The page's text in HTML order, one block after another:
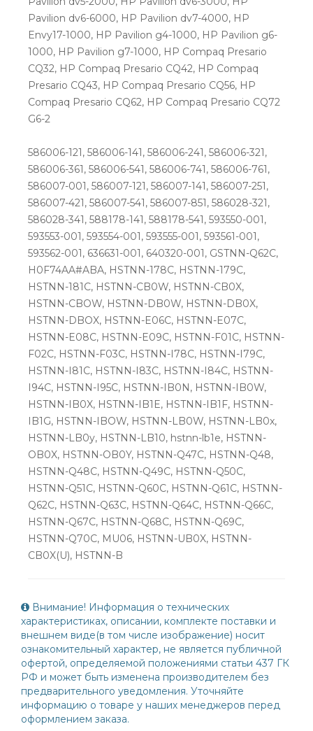
Pavilion dv6-6000, HP Pavilion dv7-4000, HP
Envy17-1000, HP Pavilion g4-1000, HP Pavilion g6-
1000, HP Pavilion g7-1000, HP Compaq Presario
CQ32, HP Compaq Presario CQ42, HP Compaq
Presario CQ43, HP Compaq Presario CQ56, HP
Compaq Presario CQ62, HP Compaq Presario CQ72
G6-2
586006-121, 586006-141, 586006-241, 586006-321,
586006-361, 586006-541, 586006-741, 586006-761,
586007-001, 586007-121, 586007-141, 586007-251,
586007-421, 586007-541, 586007-851, 586028-321,
586028-341, 588178-141, 588178-541, 593550-001,
593553-001, 593554-001, 593555-001, 593561-001,
593562-001, 636631-001, 640320-001, GSTNN-Q62C,
H0F74AA#ABA, HSTNN-178C, HSTNN-179C,
HSTNN-181C, HSTNN-CB0W, HSTNN-CB0X,
HSTNN-CBOW, HSTNN-DB0W, HSTNN-DB0X,
HSTNN-DBOX, HSTNN-E06C, HSTNN-E07C,
HSTNN-E08C, HSTNN-E09C, HSTNN-F01C, HSTNN-
F02C, HSTNN-F03C, HSTNN-I78C, HSTNN-I79C,
HSTNN-I81C, HSTNN-I83C, HSTNN-I84C, HSTNN-
I94C, HSTNN-I95C, HSTNN-IB0N, HSTNN-IB0W,
HSTNN-IB0X, HSTNN-IB1E, HSTNN-IB1F, HSTNN-
IB1G, HSTNN-IBOW, HSTNN-LB0W, HSTNN-LB0x,
HSTNN-LB0y, HSTNN-LB10, hstnn-lb1e, HSTNN-
OB0X, HSTNN-OB0Y, HSTNN-Q47C, HSTNN-Q48,
HSTNN-Q48C, HSTNN-Q49C, HSTNN-Q50C,
HSTNN-Q51C, HSTNN-Q60C, HSTNN-Q61C, HSTNN-
Q62C, HSTNN-Q63C, HSTNN-Q64C, HSTNN-Q66C,
HSTNN-Q67C, HSTNN-Q68C, HSTNN-Q69C,
HSTNN-Q70C, MU06, HSTNN-UB0X, HSTNN-
CB0X(U), HSTNN-B
Внимание! Информация о технических
характеристиках, описании, комплекте поставки и
внешнем виде(в том числе изображение) носит
ознакомительный характер, не является публичной
офертой, определяемой положениями статьи 437 ГК
РФ и может быть изменена производителем без
предварительного уведомления. Уточняйте
информацию о товаре у наших менеджеров перед
оформлением заказа.